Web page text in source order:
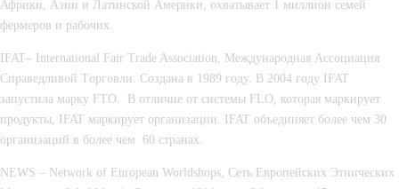
Африки, Азии и Латинской Америки, охватывает 1 миллион семей
фермеров и рабочих.
IFAT– International Fair Trade Association, Международная Ассоциация
Справедливой Tорговли. Создана в 1989 году. В 2004 году IFAT
запустила марку FTO.  В отличие от системы FLO, которая маркирует
продукты, IFAT маркирует организации. IFAT объединяет более чем 30
организаций в более чем  60 странах.
NEWS – Network of European Worldshops, Cеть Европейских Этнических